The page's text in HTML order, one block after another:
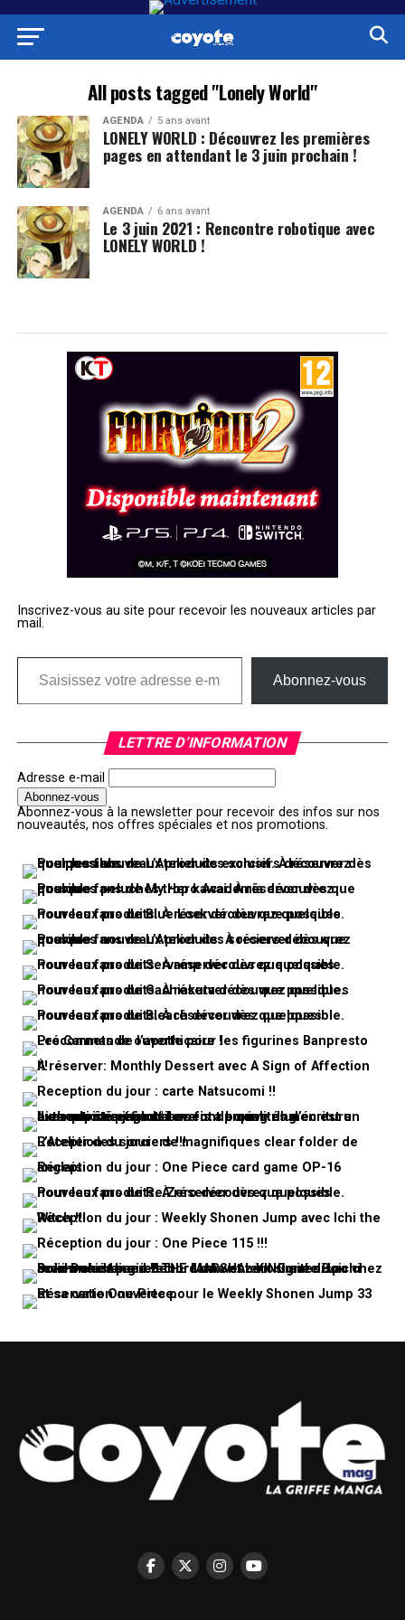
All posts tagged "Lonely World"
AGENDA 5 ans avant
LONELY WORLD : Découvrez les premières
pages en attendant le 3 juin prochain !
AGENDA 6 ans avant
Le 3 juin 2021 : Rencontre robotique avec
LONELY WORLD !
Inscrivez-vous au site pour recevoir les nouveaux articles par
mail.
Saisissez votre adresse e-mail…
Abonnez-vous
LETTRE D’INFORMATION
Adresse e-mail
Abonnez-vous à la newsletter pour recevoir des infos sur nos
nouveautés, nos offres spéciales et nos promotions.